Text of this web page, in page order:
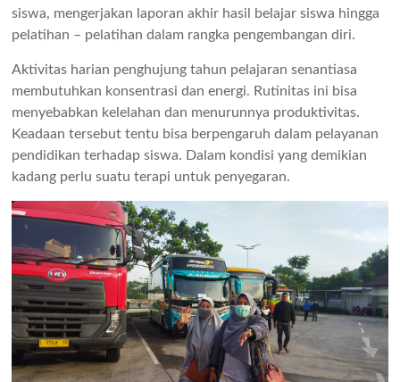
siswa, mengerjakan laporan akhir hasil belajar siswa hingga
pelatihan – pelatihan dalam rangka pengembangan diri.
Aktivitas harian penghujung tahun pelajaran senantiasa
membutuhkan konsentrasi dan energi. Rutinitas ini bisa
menyebabkan kelelahan dan menurunnya produktivitas.
Keadaan tersebut tentu bisa berpengaruh dalam pelayanan
pendidikan terhadap siswa. Dalam kondisi yang demikian
kadang perlu suatu terapi untuk penyegaran.